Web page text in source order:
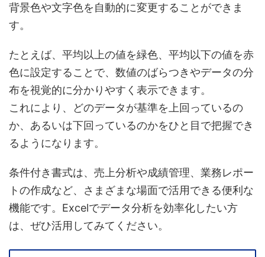
背景色や文字色を自動的に変更することができま
す。
たとえば、平均以上の値を緑色、平均以下の値を赤
色に設定することで、数値のばらつきやデータの分
布を視覚的に分かりやすく表示できます。
これにより、どのデータが基準を上回っているの
か、あるいは下回っているのかをひと目で把握でき
るようになります。
条件付き書式は、売上分析や成績管理、業務レポー
トの作成など、さまざまな場面で活用できる便利な
機能です。Excelでデータ分析を効率化したい方
は、ぜひ活用してみてください。